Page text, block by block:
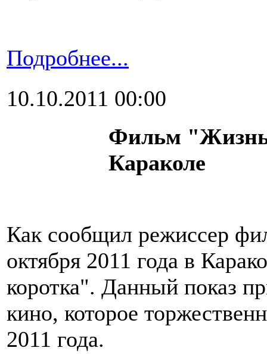
Подробнее...
10.10.2011 00:00
Фильм "Жизнь
Караколе
Как сообщил режиссер
октября 2011 года в
коротка". Данный показ
кино, которое
2011 года.